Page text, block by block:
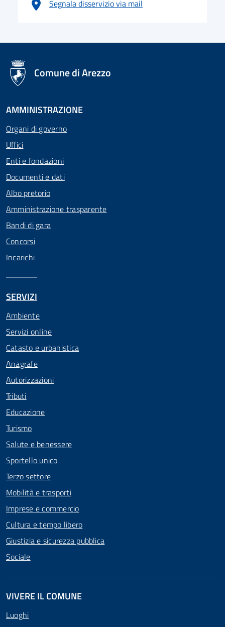
Segnala disservizio via mail
logo Unione Europea
Comune di Arezzo
AMMINISTRAZIONE
Organi di governo
Uffici
Enti e fondazioni
Documenti e dati
Albo pretorio
Amministrazione trasparente
Bandi di gara
Concorsi
Incarichi
SERVIZI
Ambiente
Servizi online
Catasto e urbanistica
Anagrafe
Autorizzazioni
Tributi
Educazione
Turismo
Salute e benessere
Sportello unico
Terzo settore
Mobilità e trasporti
Imprese e commercio
Cultura e tempo libero
Giustizia e sicurezza pubblica
Sociale
VIVERE IL COMUNE
Luoghi